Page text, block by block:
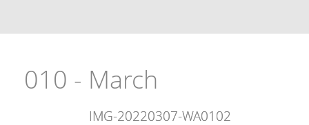
010 - March
IMG-20220307-WA0102